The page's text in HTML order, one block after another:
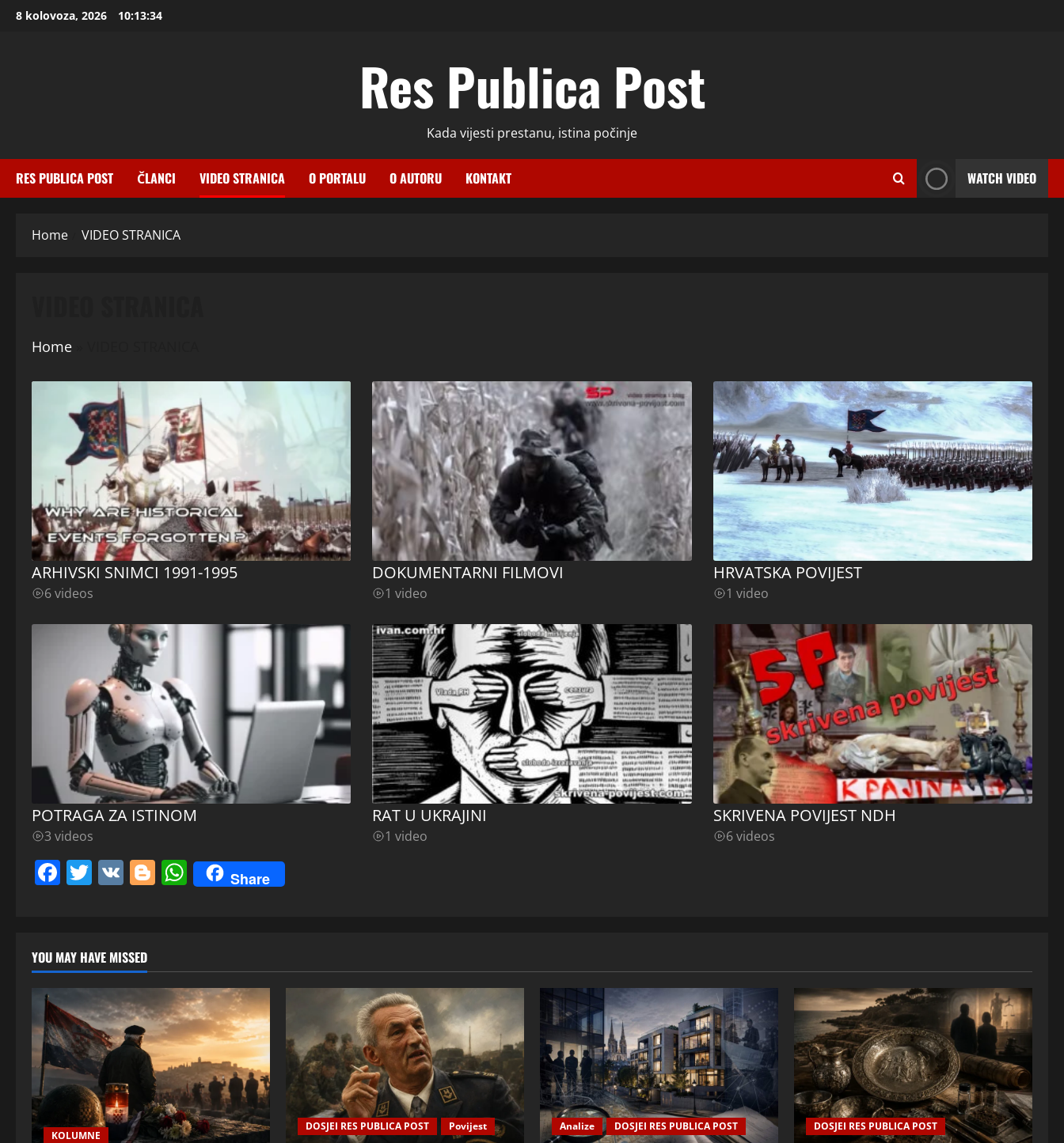
Skip8 kolovoza, 2026 10:13:35
Res Publica Post
Kada vijesti prestanu, istina počinje
RES PUBLICA POST ČLANCI VIDEO STRANICA O PORTALU O AUTORU KONTAKT WATCH VIDEO
Home VIDEO STRANICA
Home
ARHIVSKI SNIMCI 1991-1995
6 videos
DOKUMENTARNI FILMOVI
1 video
HRVATSKA POVIJEST
1 video
POTRAGA ZA ISTINOM
3 videos
RAT U UKRAJINI
1 video
SKRIVENA POVIJEST NDH
6 videos
Facebook
Twitter
VK Blogger
WhatsApp
Share
YOU MAY HAVE MISSED
KOLUMNE
DOSJEI RES PUBLICA POST Povijest Analize DOSJEI RES PUBLICA POST DOSJEI RES PUBLICA POST